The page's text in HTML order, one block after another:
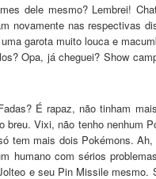
dele mesmo? Lembrei!
novamente nas respectivas
garota muito louca e
Opa, já cheguei? Show
É rapaz, não tinham
Vixi, não tenho nenhum
tem mais dois Pokémons.
com sérios
e seu Pin Missile